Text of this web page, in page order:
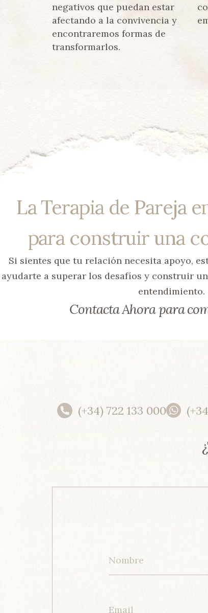
negativos que puedan estar
afectando a la convivencia y
encontraremos formas de
transformarlos.
La Terapia de Pareja
para construir una
Si sientes que tu relación necesita apoyo,
ayudarte a superar los desafíos y construir
entendimiento.
Contacta Ahora para
(+34) 722 133 000